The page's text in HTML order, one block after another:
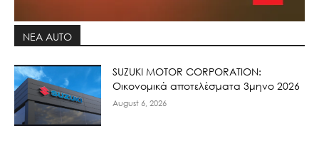
ΝΕΑ AUTO
SUZUKI MOTOR CORPORATION:
Οικονομικά αποτελέσματα 3μηνο 2026
August 6, 2026